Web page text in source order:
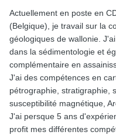
Actuellement en poste en
(Belgique), je travail sur la
géologiques de wallonie.
dans la sédimentologie et
complémentaire en
J'ai des compétences en
pétrographie, stratigraphie,
susceptibilité magnétique,
J'ai persque 5 ans
profit mes différentes